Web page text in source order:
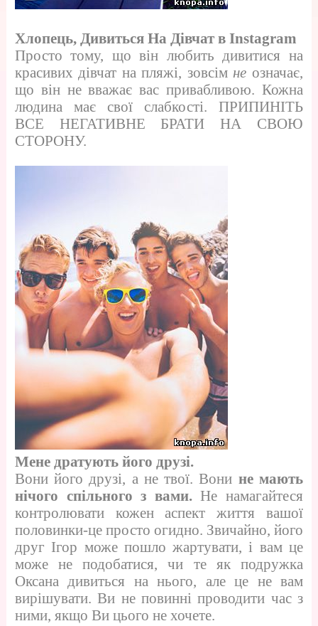
Хлопець, Дивиться На Дівчат в Instagram
Просто тому, що він любить дивитися на
красивих дівчат на пляжі, зовсімне означає,
що він не вважає вас привабливою. Кожна
людина має свої слабкості. ПРИПИНІТЬ
ВСЕ НЕГАТИВНЕ БРАТИ НА СВОЮ
СТОРОНУ.
Мене дратують його друзі.
Вони його друзі, а не твої. Вони не мають
нічого спільного з вами.Не намагайтеся
контролювати кожен аспект життя вашої
половинки-це просто огидно. Звичайно, його
друг Ігор може пошло жартувати, і вам це
може не подобатися, чи те як подружка
Оксана дивиться на нього, але це не вам
вирішувати. Ви не повинні проводити час з
ними, якщо Ви цього не хочете.